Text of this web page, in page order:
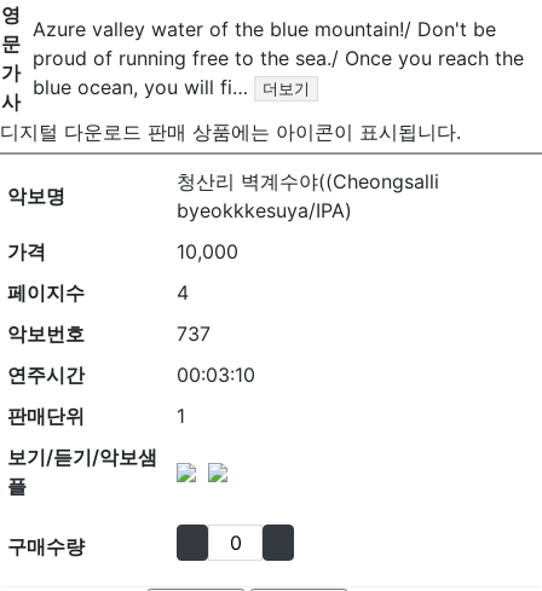
영
문
가
사
Azure valley water of the blue mountain!/ Don't be
proud of running free to the sea./ Once you reach the
blue ocean, you will fi…
더보기
디지털 다운로드 판매 상품에는 아이콘이 표시됩니다.
악보명
청산리 벽계수야((Cheongsalli
byeokkkesuya/IPA)
가격
10,000
페이지수
4
악보번호
737
연주시간
00:03:10
판매단위
1
보기/듣기/악보샘
플
구매수량